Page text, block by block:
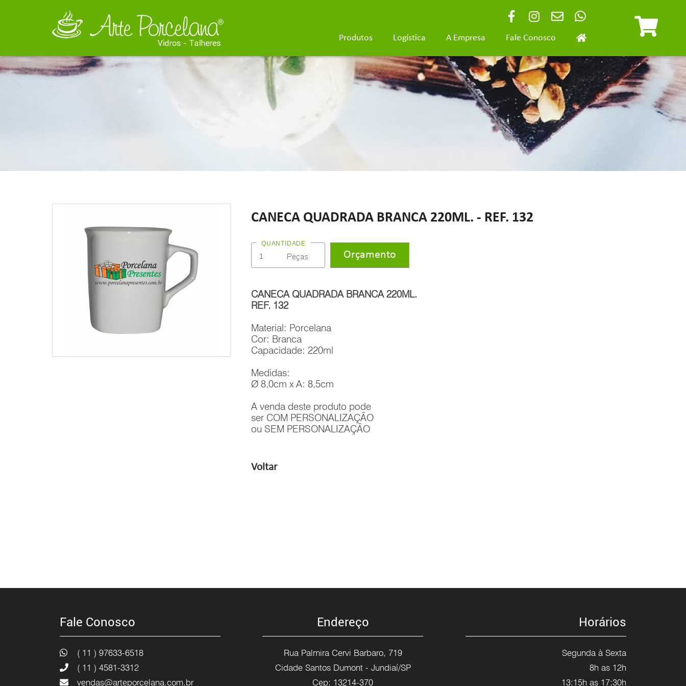
Fale Conosco
A Empresa
Logística
Produtos
CANECA QUADRADA BRANCA 220ML. - REF. 132
QUANTIDADE
CANECA QUADRADA BRANCA 220ML.
REF. 132
Material: Porcelana
Cor: Branca
Capacidade: 220ml
Medidas:
Ø 8,0cm x A: 8,5cm
A venda deste produto pode
ser COM PERSONALIZAÇÃO
ou SEM PERSONALIZAÇÃO
Voltar
Fale Conosco
( 11 ) 97633-6518
( 11 ) 4581-3312
vendas@arteporcelana.com.br
Endereço
Rua Palmira Cervi Barbaro, 719
Cidade Santos Dumont - Jundiaí/SP
Cep: 13214-370
Horários
Segunda à Sexta
8h as 12h
13:15h as 17:30h